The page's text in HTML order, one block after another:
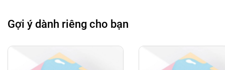
Gợi ý dành riêng cho bạn